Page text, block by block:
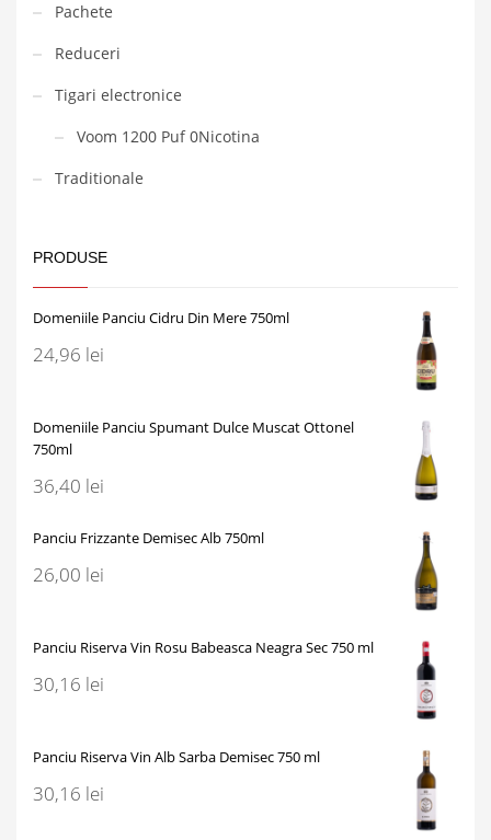
Pachete
Reduceri
Tigari electronice
Voom 1200 Puf 0Nicotina
Traditionale
PRODUSE
Domeniile Panciu Cidru Din Mere 750ml
24,96 lei
Domeniile Panciu Spumant Dulce Muscat Ottonel
750ml
36,40 lei
Panciu Frizzante Demisec Alb 750ml
26,00 lei
Panciu Riserva Vin Rosu Babeasca Neagra Sec 750 ml
30,16 lei
Panciu Riserva Vin Alb Sarba Demisec 750 ml
30,16 lei